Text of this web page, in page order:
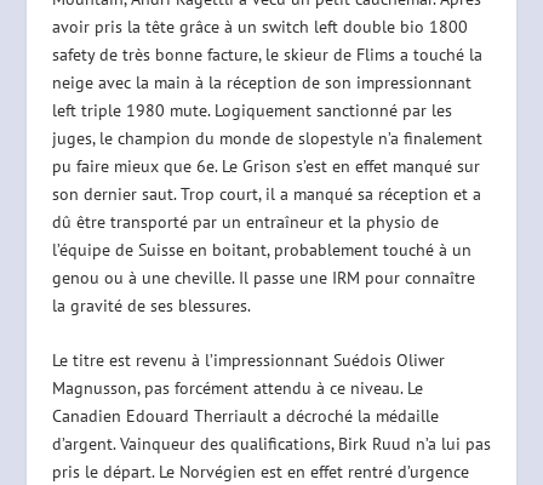
avoir pris la tête grâce à un switch left double bio 1800
safety de très bonne facture, le skieur de Flims a touché la
neige avec la main à la réception de son impressionnant
left triple 1980 mute. Logiquement sanctionné par les
juges, le champion du monde de slopestyle n’a finalement
pu faire mieux que 6e. Le Grison s’est en effet manqué sur
son dernier saut. Trop court, il a manqué sa réception et a
dû être transporté par un entraîneur et la physio de
l’équipe de Suisse en boitant, probablement touché à un
genou ou à une cheville. Il passe une IRM pour connaître
la gravité de ses blessures.
Le titre est revenu à l’impressionnant Suédois Oliwer
Magnusson, pas forcément attendu à ce niveau. Le
Canadien Edouard Therriault a décroché la médaille
d’argent. Vainqueur des qualifications, Birk Ruud n’a lui pas
pris le départ. Le Norvégien est en effet rentré d’urgence